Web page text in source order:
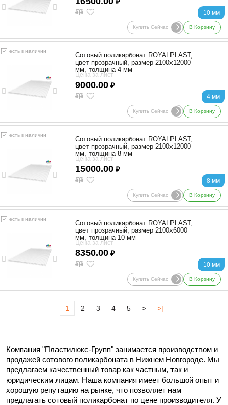
10 мм
Купить Сейчас В Корзину
есть в наличии
4 мм
Сотовый поликарбонат ROYALPLAST,
цвет прозрачный, размер 2100x12000
мм, толщина 4 мм
Цена за лист
9000.00 ₽
Купить Сейчас В Корзину
есть в наличии
8 мм
Сотовый поликарбонат ROYALPLAST,
цвет прозрачный, размер 2100x12000
мм, толщина 8 мм
Цена за лист
15000.00 ₽
Купить Сейчас В Корзину
есть в наличии
10 мм
Сотовый поликарбонат ROYALPLAST,
цвет прозрачный, размер 2100x6000
мм, толщина 10 мм
Цена за лист
8350.00 ₽
Купить Сейчас В Корзину
1 2 3 4 5 > >|
Компания "Пластилюкс-Групп" занимается производством и
продажей сотового поликарбоната в Нижнем Новгороде. Мы
предлагаем качественный товар как частным, так и
юридическим лицам. Наша компания имеет большой опыт и
хорошую репутацию на рынке, что позволяет нам
предлагать сотовый поликарбонат по цене производителя. У